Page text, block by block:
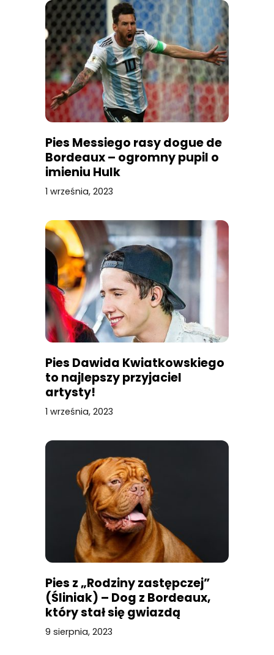
Pies Messiego rasy dogue de
Bordeaux – ogromny pupil o
imieniu Hulk
1 września, 2023
Pies Dawida Kwiatkowskiego
to najlepszy przyjaciel
artysty!
1 września, 2023
Pies z „Rodziny zastępczej”
(Śliniak) – Dog z Bordeaux,
który stał się gwiazdą
9 sierpnia, 2023